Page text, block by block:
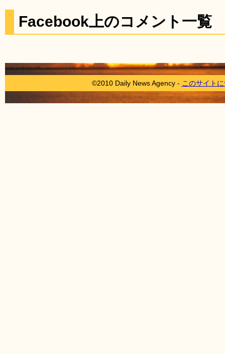
Facebook上のコメント一覧
©2010 Daily News Agency - このサイト